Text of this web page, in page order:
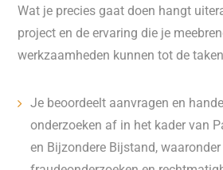
Wat je precies gaat doen hangt
project en de ervaring die je
werkzaamheden kunnen tot de
Je beoordeelt aanvragen en
onderzoeken af in het kader van
en Bijzondere Bijstand,